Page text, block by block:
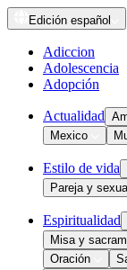
Edición español
Adiccion
Adolescencia
Adopción
Actualidad
Mexico
Estilo de vida
Pareja y
Espiritualidad
Misa y
Oración